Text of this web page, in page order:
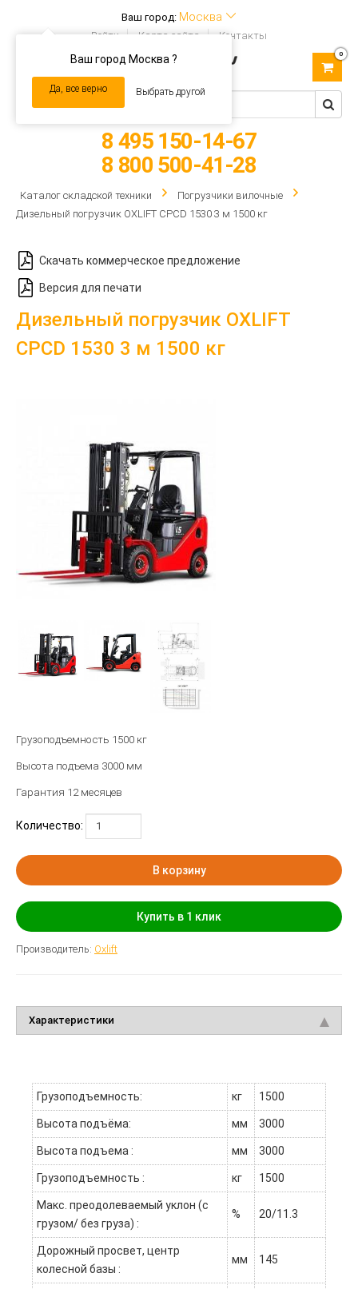
Ваш город: Москва
Ваш город Москва ?
Да, все верно Выбрать другой
Войти Карта сайта Контакты
navigation
0
8 495 150-14-67
8 800 500-41-28
Каталог складской техники
Погрузчики вилочные
Дизельный погрузчик OXLIFT CPCD 1530 3 м 1500 кг
Скачать коммерческое предложение
Версия для печати
Дизельный погрузчик OXLIFT
CPCD 1530 3 м 1500 кг
Грузоподъемность 1500 кг
Высота подъема 3000 мм
Гарантия 12 месяцев
Количество:
В корзину
Купить в 1 клик
Производитель: Oxlift
Характеристики
Грузоподъемность: кг 1500
Высота подъёма: мм 3000
Высота подъема : мм 3000
Грузоподъемность : кг 1500
Макс. преодолеваемый уклон (с
грузом/ без груза) :
% 20/11.3
Дорожный просвет, центр
колесной базы :
мм 145